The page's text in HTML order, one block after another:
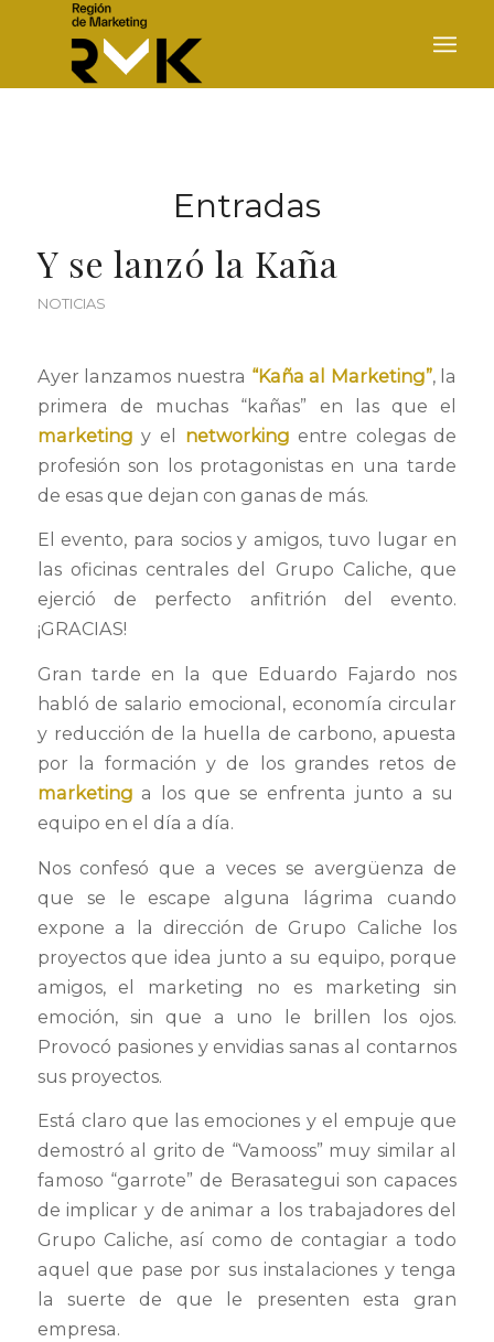
Entradas
Y se lanzó la Kaña
NOTICIAS
Ayer lanzamos nuestra “Kaña al Marketing”, la
primera de muchas “kañas” en las que el
marketing y el networking entre colegas de
profesión son los protagonistas en una tarde
de esas que dejan con ganas de más.
El evento, para socios y amigos, tuvo lugar en
las oficinas centrales del Grupo Caliche, que
ejerció de perfecto anfitrión del evento.
¡GRACIAS!
Gran tarde en la que Eduardo Fajardo nos
habló de salario emocional, economía circular
y reducción de la huella de carbono, apuesta
por la formación y de los grandes retos de
marketing a los que se enfrenta junto a su
equipo en el día a día.
Nos confesó que a veces se avergüenza de
que se le escape alguna lágrima cuando
expone a la dirección de Grupo Caliche los
proyectos que idea junto a su equipo, porque
amigos, el marketing no es marketing sin
emoción, sin que a uno le brillen los ojos.
Provocó pasiones y envidias sanas al contarnos
sus proyectos.
Está claro que las emociones y el empuje que
demostró al grito de “Vamooss” muy similar al
famoso “garrote” de Berasategui son capaces
de implicar y de animar a los trabajadores del
Grupo Caliche, así como de contagiar a todo
aquel que pase por sus instalaciones y tenga
la suerte de que le presenten esta gran
empresa.